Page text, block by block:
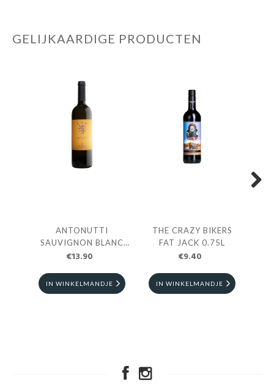
GELIJKAARDIGE PRODUCTEN
ANTONUTTI
SAUVIGNON BLANC
0.75L
€13.90
IN WINKELMANDJE
THE CRAZY BIKERS
FAT JACK 0.75L
€9.40
IN WINKELMANDJE